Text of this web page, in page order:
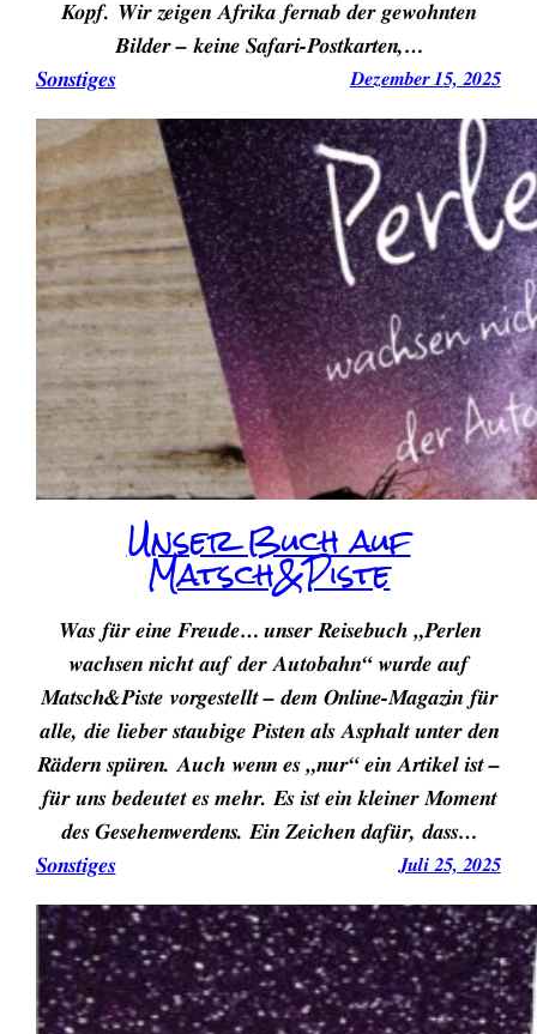
Kopf. Wir zeigen Afrika fernab der gewohnten
Bilder – keine Safari-Postkarten,…
Sonstiges
Dezember 15, 2025
Unser Buch auf
Matsch&Piste
Was für eine Freude… unser Reisebuch „Perlen
wachsen nicht auf der Autobahn“ wurde auf
Matsch&Piste vorgestellt – dem Online-Magazin für
alle, die lieber staubige Pisten als Asphalt unter den
Rädern spüren. Auch wenn es „nur“ ein Artikel ist –
für uns bedeutet es mehr. Es ist ein kleiner Moment
des Gesehenwerdens. Ein Zeichen dafür, dass…
Sonstiges
Juli 25, 2025